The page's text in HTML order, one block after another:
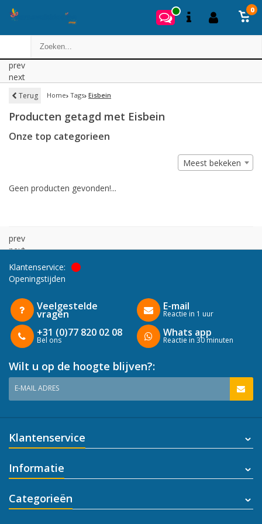
0
prev
next
Terug Home Tags Eisbein
Producten getagd met Eisbein
Onze top categorieen
Meest bekeken
Geen producten gevonden!...
prev
next
Klantenservice:
Openingstijden
Veelgestelde
vragen
+31 (0)77 820 02 08
Bel ons
E-mail
Reactie in 1 uur
Whats app
Reactie in 30 minuten
Wilt u op de hoogte blijven?:
E-MAIL ADRES
Klantenservice
Informatie
Categorieën